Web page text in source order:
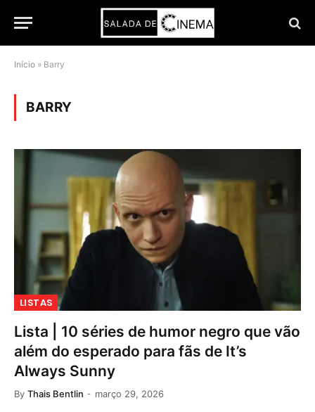
Início » Barry
BARRY
LISTAS
Lista | 10 séries de humor negro que vão
além do esperado para fãs de It’s
Always Sunny
By Thais Bentlin março 29, 2026